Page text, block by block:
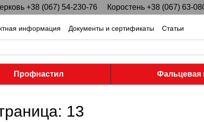
+38 (067) 54-230-76 Коростень +38 (067) 63-
информация Документы и сертификаты Статьи
Профнастил Фальцевая
13